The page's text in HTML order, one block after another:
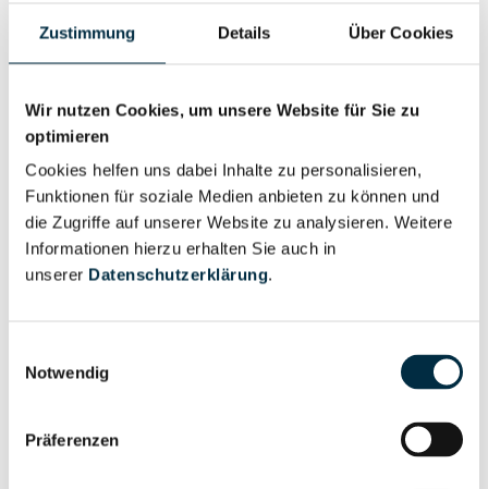
Zustimmung Details Über Cookies
Wir nutzen Cookies, um unsere Website für Sie zu
optimieren
Cookies helfen uns dabei Inhalte zu personalisieren,
Funktionen für soziale Medien anbieten zu können und
die Zugriffe auf unserer Website zu analysieren. Weitere
Informationen hierzu erhalten Sie auch in
unserer Datenschutzerklärung.
Notwendig
Präferenzen
Personen im Unternehmen
Nutzer
Liquidator (1)
Für registrierte
Nutzer
Berechtigter
Unternehmensprofil